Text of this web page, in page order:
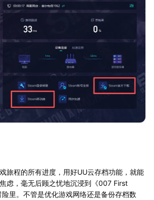
旅程的所有进度，用好UU云存档功能，就能
虑，毫无后顾之忧地沉浸到《007 First
里。不管是优化游戏网络还是备份存档数